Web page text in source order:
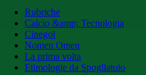
Rubriche
Calcio &amp; Tecnologia
Cinegol
Nomen Omen
La prima volta
Etimologie da Spogliatoio